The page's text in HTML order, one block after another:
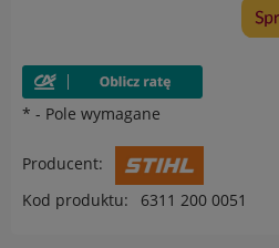
* - Pole wymagane
Producent:
Kod produktu:
6311 200 0051